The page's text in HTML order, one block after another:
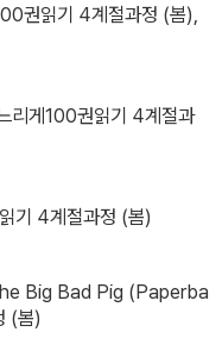
권읽기 4계절과정 (봄),
게100권읽기 4계절과
기 4계절과정 (봄)
Big Bad Pig (Paperba
(봄)